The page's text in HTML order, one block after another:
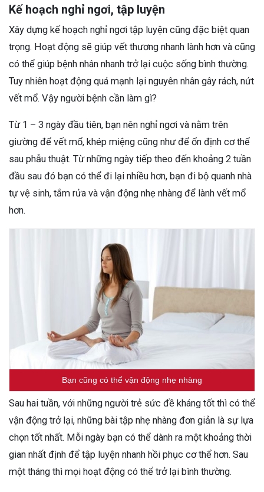
Kế hoạch nghỉ ngơi, tập luyện
Xây dựng kế hoạch nghỉ ngơi tập luyện cũng đặc biệt quan
trọng. Hoạt động sẽ giúp vết thương nhanh lành hơn và cũng
có thể giúp bệnh nhân nhanh trở lại cuộc sống bình thường.
Tuy nhiên hoạt động quá mạnh lại nguyên nhân gây rách, nứt
vết mổ. Vậy người bệnh cần làm gì?
Từ 1 – 3 ngày đầu tiên, bạn nên nghỉ ngơi và nằm trên
giường để vết mổ, khép miệng cũng như để ổn định cơ thể
sau phẫu thuật. Từ những ngày tiếp theo đến khoảng 2 tuần
đầu sau đó bạn có thể đi lại nhiều hơn, bạn đi bộ quanh nhà
tự vệ sinh, tắm rửa và vận động nhẹ nhàng để lành vết mổ
hơn.
Bạn cũng có thể vận động nhẹ nhàng
Sau hai tuần, với những người trẻ sức đề kháng tốt thì có thể
vận động trở lại, những bài tập nhẹ nhàng đơn giản là sự lựa
chọn tốt nhất. Mỗi ngày bạn có thể dành ra một khoảng thời
gian nhất định để tập luyện nhanh hồi phục cơ thể hơn. Sau
một tháng thì mọi hoạt động có thể trở lại bình thường.